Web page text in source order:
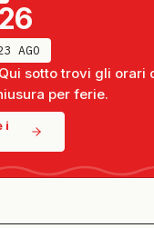
AGO
sotto trovi gli orari
per ferie.
i